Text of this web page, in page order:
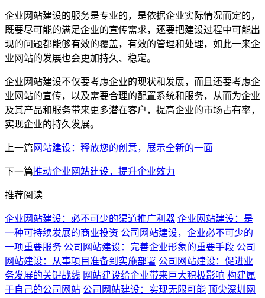
企业网站建设的服务是专业的，是依据企业实际情况而定的，
既要尽可能的满足企业的宣传需求，还要把建设过程中可能出
现的问题都能够有效的覆盖，有效的管理和处理，如此一来企
业网站的发展也会更加持久、稳定。
企业网站建设不仅要考虑企业的现状和发展，而且还要考虑企
业网站的宣传，以及需要合理的配置系统和服务，从而为企业
及其产品和服务带来更多潜在客户，提高企业的市场占有率，
实现企业的持久发展。
上一篇 网站建设：释放您的创意，展示全新的一面
下一篇推动企业网站建设，提升企业效力
推荐阅读
企业网站建设：必不可少的渠道推广利器 企业网站建设：是
一种可持续发展的商业投资 公司网站建设，企业必不可少的
一项重要服务 公司网站建设：完善企业形象的重要手段 公司
网站建设：从事项目准备到实施部署 公司网站建设：促进业
务发展的关键战线 网站建设给企业带来巨大积极影响 构建属
于自己的公司网站 公司网站建设：实现无限可能 顶尖深圳网